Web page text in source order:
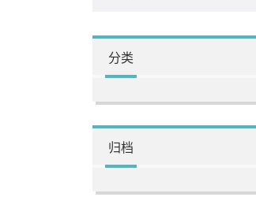
分类
归档